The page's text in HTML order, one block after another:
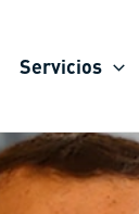
Servicios